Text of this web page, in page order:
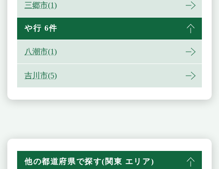
三郷市(1)
や行 6件
八潮市(1)
吉川市(5)
他の都道府県で探す(関東 エリア)